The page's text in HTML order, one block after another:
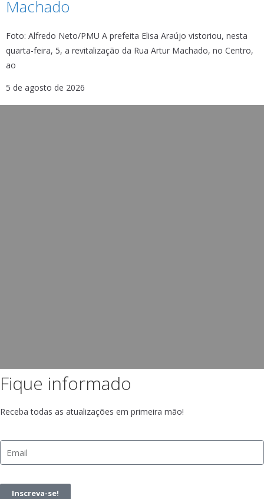
Machado
Foto: Alfredo Neto/PMU A prefeita Elisa Araújo vistoriou, nesta
quarta-feira, 5, a revitalização da Rua Artur Machado, no Centro,
ao
5 de agosto de 2026
Fique informado
Receba todas as atualizações em primeira mão!
Inscreva-se!